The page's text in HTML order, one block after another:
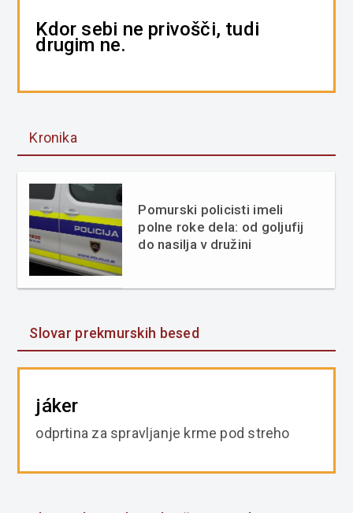
Kdor sebi ne privošči, tudi
drugim ne.
Kronika
Pomurski policisti imeli
polne roke dela: od goljufij
do nasilja v družini
Slovar prekmurskih besed
jáker
odprtina za spravljanje krme pod streho